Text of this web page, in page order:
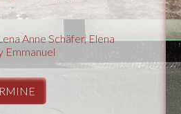
Anne Schäfer, Elena
Emmanuel